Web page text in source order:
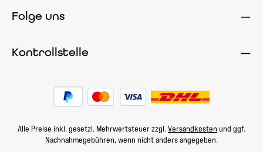
Folge uns
Kontrollstelle
Alle Preise inkl. gesetzl. Mehrwertsteuer zzgl. Versandkosten und ggf.
Nachnahmegebühren, wenn nicht anders angegeben.